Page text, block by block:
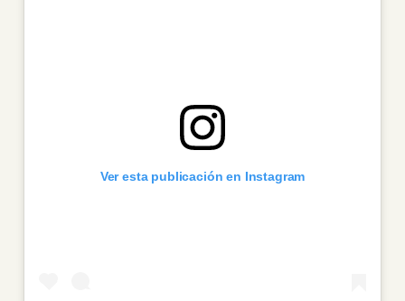
Ver esta publicación en Instagram